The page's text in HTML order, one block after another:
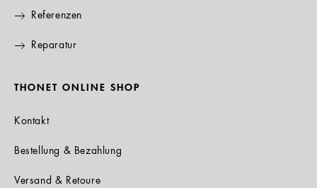
Referenzen
Reparatur
THONET ONLINE SHOP
Kontakt
Bestellung & Bezahlung
Versand & Retoure